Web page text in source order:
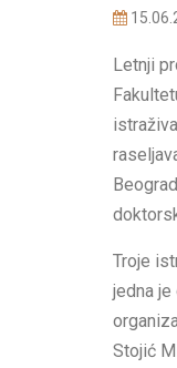
Letnji
Troje
jedna
Stojić